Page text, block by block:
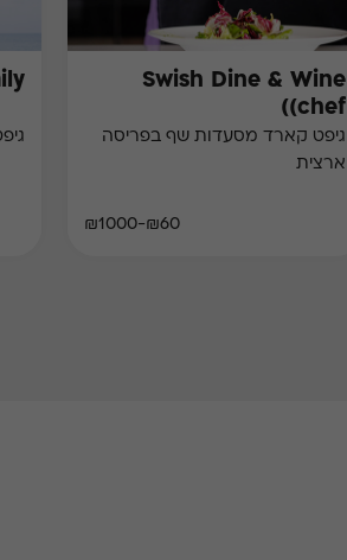
Swish Dine & Wine
(chef)
גיפט קארד מסעדות שף בפריסה
ארצית
₪60-₪1000